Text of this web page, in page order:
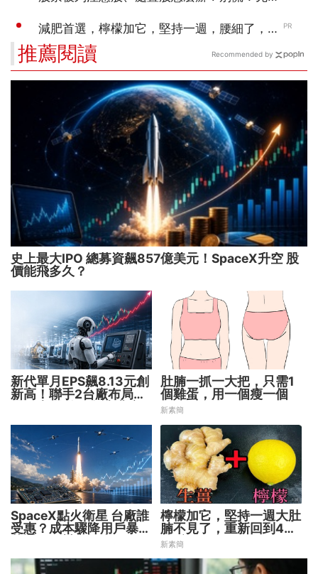
推薦閱讀
史上最大IPO 總募資飆857億美元！SpaceX升空 股
價能飛多久？
新代單月EPS飆8.13元創
新高！聯手2台廠布局機
肚腩一抓一大把，只需1
個雞蛋，用一個瘦一個
新素簡
SpaceX點火衛星 台廠誰
受惠？成本驟降用戶暴增
檸檬加它，堅持一週大肚
腩不見了，重新回到45
公斤
新素簡
Recommended by